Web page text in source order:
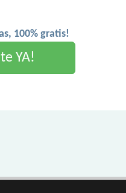
100% gratis!
YA!